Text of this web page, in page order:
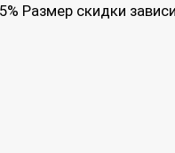
Размер скидки